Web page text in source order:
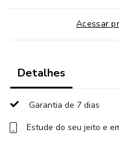
Acessar
Detalhes
Garantia de 7 dias
Estude do seu jeito e